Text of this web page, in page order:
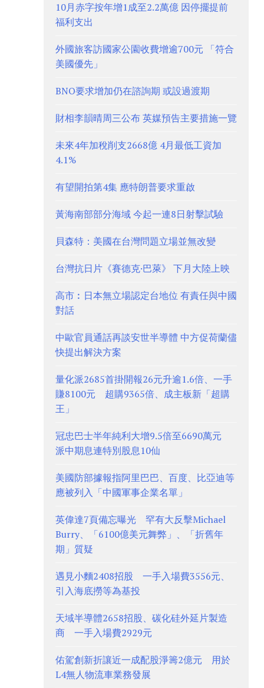
10月赤字按年增1成至2.2萬億 因停擺提前
福利支出
外國旅客訪國家公園收費增逾700元 「符合
美國優先」
BNO要求增加仍在諮詢期 或設過渡期
財相李韻晴周三公布 英媒預告主要措施一覽
未來4年加稅削支2668億 4月最低工資加
4.1%
有望開拍第4集 應特朗普要求重啟
黃海南部部分海域 今起一連8日射擊試驗
貝森特：美國在台灣問題立場並無改變
台灣抗日片《賽德克·巴萊》 下月大陸上映
高市︰日本無立場認定台地位 有責任與中國
對話
中歐官員通話再談安世半導體 中方促荷蘭儘
快提出解決方案
量化派2685首掛開報26元升逾1.6倍、一手
賺8100元 超購9365倍、成主板新「超購
王」
冠忠巴士半年純利大增9.5倍至6690萬元
派中期息連特別股息10仙
美國防部據報指阿里巴巴、百度、比亞迪等
應被列入「中國軍事企業名單」
英偉達7頁備忘曝光 罕有大反擊Michael
Burry、「6100億美元舞弊」、「折舊年
期」質疑
遇見小麵2408招股 一手入場費3556元、
引入海底撈等為基投
天域半導體2658招股、碳化硅外延片製造
商 一手入場費2929元
佑駕創新折讓近一成配股淨籌2億元 用於
L4無人物流車業務發展